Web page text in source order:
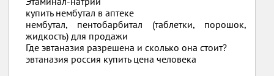
купить нембутал в аптеке
нембутал, пентобарбитал (таблетки, порошок,
жидкость) для продажи
Где эвтаназия разрешена и сколько она стоит?
эвтаназия россия купить цена человека